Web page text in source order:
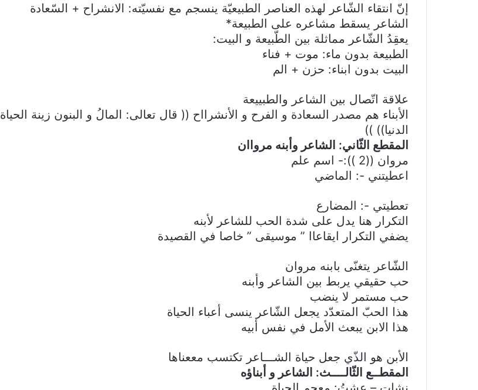
إنّ انتقاء الشّاعر لهذه العناصر الطبيعيّة ينسجم مع نفسيّته: الانشراح + السّعادة
الشاعر يسقط مشاعره على الطبيعة*
يعقِدُ الشّاعر مماثلة بين الطّبيعة و البيت:
الطبيعة بدون ماء: موت + فناء
البيت بدون ابناء: حزن + الم
علاقة اتّصال بين الشاعر والطبييعة
الأبناء هم مصدر السعادة و الفرح و الأنشرااح (( قال تعالى: المالُ و البنون زينة الحياة
الدنيا)) ))
المقطع الثّاني: الشاعر وأبنه مرواان
مروان ((2 )):- اسم علم
اعطيتني -: الماضي
تعطيتي -: المضارع
التكرار هنا يدل على شدة الحب للشاعر لأبنه
يضفي التكرار ايقاعاا ” موسيقى ” خاصا في القصيدة
الشّاعر يتغنّى بابنه مروان
حب حقيقي يربط بين الشاعر وأبنه
حب مستمر لا ينضب
هذا الحبّ المتعدّد يجعل الشّاعر ينسى أعباء الحياة
هذا الابن يبعث الأمل في نفس أبيه
الأبن هو الذّي جعل حياة الشـــاعر تكتسب مععناها
المقطــع الثّالــــث: الشاعر و أبناؤه